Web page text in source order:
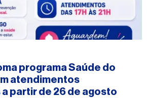
programa Saúde do
atendimentos
partir de 26 de agosto